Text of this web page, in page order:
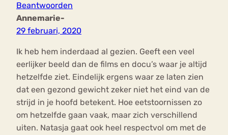
Beantwoorden
Annemarie-
29 februari, 2020
Ik heb hem inderdaad al gezien. Geeft een veel
eerlijker beeld dan de films en docu’s waar je altijd
hetzelfde ziet. Eindelijk ergens waar ze laten zien
dat een gezond gewicht zeker niet het eind van de
strijd in je hoofd betekent. Hoe eetstoornissen zo
om hetzelfde gaan vaak, maar zich verschillend
uiten. Natasja gaat ook heel respectvol om met de